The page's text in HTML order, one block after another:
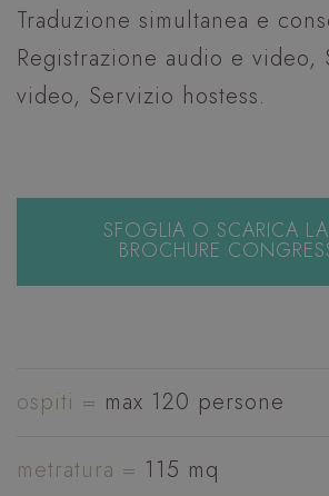
Traduzione simultanea e
Registrazione audio e
video, Servizio hostess.
SFOGLIA O SCARICA
BROCHURE
ospiti = max 120 persone
metratura = 115 mq